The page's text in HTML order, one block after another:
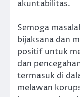
akuntabilitas.
Semoga
bijaksana dan
positif untuk
dan
termasuk di
melawan